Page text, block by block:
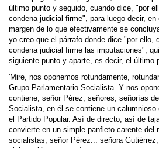
último punto y seguido, cuando dice, "por
condena judicial firme", para luego decir, en
margen de lo que efectivamente se
yo creo que el párrafo donde dice "por ello,
condena judicial firme las imputaciones",
siguiente punto y aparte, es decir, el último
'Mire, nos oponemos rotundamente,
Grupo Par­lamentario Socialista. Y nos
contiene, señor Pérez, señores, señorías
Socialista, en él se contiene un calumnioso
el Partido Popular. Así de directo, así de
convierte en un simple panfleto carente del
so­cialistas, señor Pérez... señora